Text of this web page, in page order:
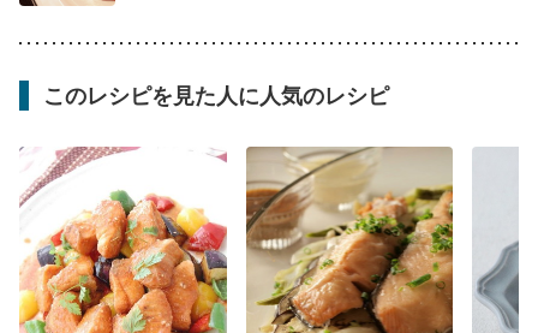
このレシピを見た人に人気のレシピ